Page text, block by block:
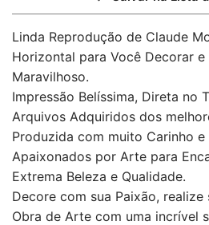
Linda Reprodução de Claude
Horizontal para Você Decorar
Maravilhoso.
Impressão Belíssima, Direta no
Arquivos Adquiridos dos
Produzida com muito Carinho
Apaixonados por Arte para
Extrema Beleza e Qualidade.
Decore com sua Paixão, realize
Obra de Arte com uma incrível